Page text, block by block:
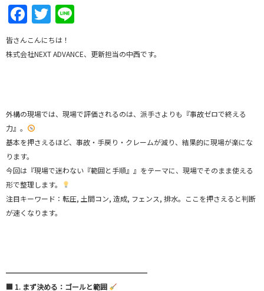
Facebook
Twitter
皆さんこんにちは！
株式会社NEXT ADVANCE、更新担当の中西です。
外構の現場では、現場で評価されるのは、派手さよりも『事故ゼロで終える
力』。
基本を押さえるほど、事故・手戻り・クレームが減り、結果的に現場が楽にな
ります。
今回は『現場で迷わない『範囲と手順』』をテーマに、現場でそのまま使える
形で整理します。
注目キーワード：転圧, 土間コン, 造成, フェンス, 排水。ここを押さえると判断
が速くなります。
━━━━━━━━━━━━━━━━━━━━
■ 1. まず決める：ゴールと範囲